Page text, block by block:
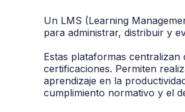
Un LMS (Learning
para administrar, distribuir y
Estas plataformas
certificaciones. Permiten
aprendizaje en la
cumplimiento normativo y el